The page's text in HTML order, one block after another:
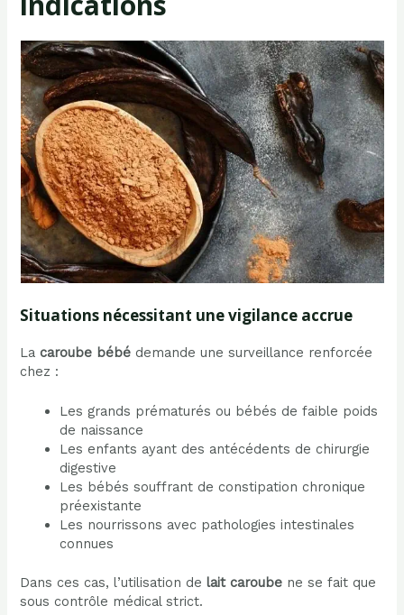
Situations nécessitant une vigilance accrue
Lacaroube bébé demande une surveillance renforcée
chez :
Les grands prématurés ou bébés de faible poids
de naissance
Les enfants ayant des antécédents de chirurgie
digestive
Les bébés souffrant de constipation chronique
préexistante
Les nourrissons avec pathologies intestinales
connues
Dans ces cas, l’utilisation delait caroube ne se fait que
sous contrôle médical strict.